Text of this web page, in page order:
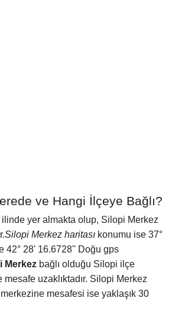
ve Hangi İlçeye Bağlı?
ilinde yer almakta olup, Silopi Merkez
Silopi Merkez haritası konumu ise 37°
42° 28' 16.6728'' Doğu gps
Merkez bağlı olduğu Silopi ilçe
uzaklıktadır. Silopi Merkez
mesafesi ise yaklaşık 30